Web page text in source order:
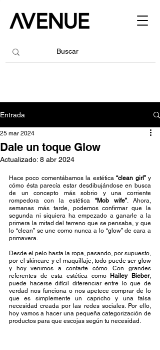
Entrada
Dale un toque Glow
25 mar 2024
Actualizado: 8 abr 2024
Hace poco comentábamos la estética “clean girl” y
cómo ésta parecía estar desdibujándose en busca
de un concepto más sobrio y una corriente
rompedora con la estética “Mob wife”. Ahora,
semanas más tarde, podemos confirmar que la
segunda ni siquiera ha empezado a ganarle a la
primera la mitad del terreno que se pensaba, y que
lo “clean” se une como nunca a lo “glow” de cara a
primavera.
Desde el pelo hasta la ropa, pasando, por supuesto,
por el skincare y el maquillaje, todo puede ser glow
y hoy venimos a contarte cómo. Con grandes
referentes de esta estética como
Hailey Bieber,
puede hacerse difícil diferenciar entre lo que de
verdad nos funciona o nos apetece comprar de lo
que es simplemente un capricho y una falsa
necesidad creada por las redes sociales. Por ello,
hoy vamos a hacer una pequeña categorización de
productos para que escojas según tu necesidad.